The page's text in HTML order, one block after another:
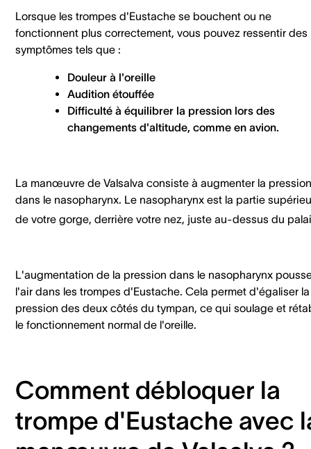
Lorsque les trompes d'Eustache se bouchent ou ne
fonctionnent plus correctement, vous pouvez ressentir des
symptômes tels que :
Douleur à l'oreille
Audition étouffée
Difficulté à équilibrer la pression lors des
changements d'altitude, comme en avion.
La manœuvre de Valsalva consiste à augmenter la pression
dans le nasopharynx. Le nasopharynx est la partie
de votre gorge, derrière votre nez, juste au-dessus du
L'augmentation de la pression dans le nasopharynx
l'air dans les trompes d'Eustache. Cela permet d'égaliser la
pression des deux côtés du tympan, ce qui soulage et
le fonctionnement normal de l'oreille.
Comment débloquer la
trompe d'Eustache avec